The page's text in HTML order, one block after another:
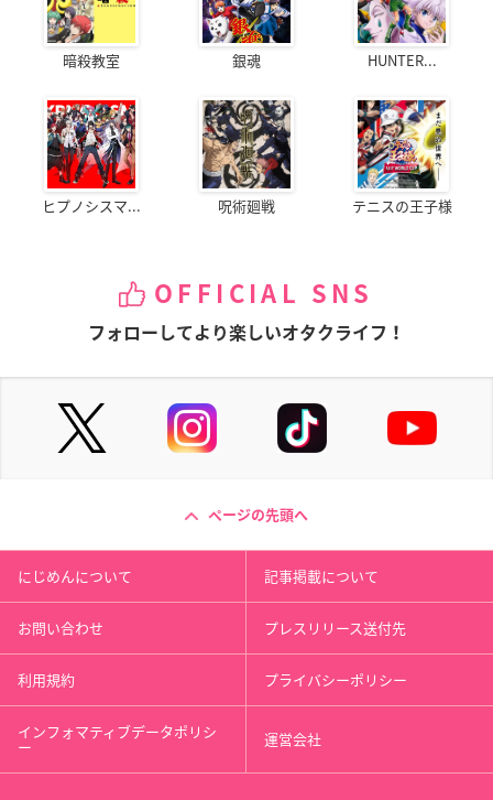
暗殺教室 銀魂 HUNTER...
ヒプノシスマ... 呪術廻戦 テニスの王子様
OFFICIAL SNS
フォローしてより楽しいオタクライフ！
ページの先頭へ
にじめんについて 記事掲載について
お問い合わせ プレスリリース送付先
利用規約 プライバシーポリシー
インフォマティブデータポリシ
ー 運営会社